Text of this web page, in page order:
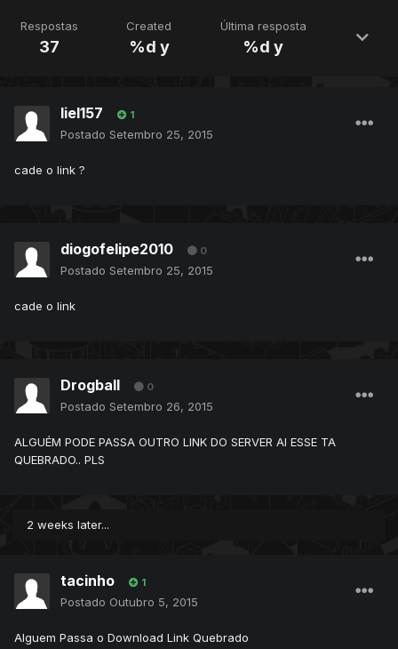
Respostas
37
Created
%d y
Última resposta
%d y
liel157 1
Postado Setembro 25, 2015
cade o link ?
diogofelipe2010 0
Postado Setembro 25, 2015
cade o link
Drogball 0
Postado Setembro 26, 2015
ALGUÉM PODE PASSA OUTRO LINK DO SERVER AI ESSE TA
QUEBRADO.. PLS
2 weeks later...
tacinho 1
Postado Outubro 5, 2015
Alguem Passa o Download Link Quebrado